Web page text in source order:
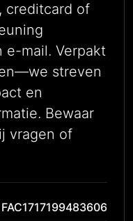
creditcard of
e-mail. Verpakt
streven
en
Bewaar
vragen of
FAC1717199483606